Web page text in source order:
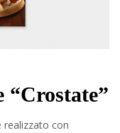
“Crostate”
con